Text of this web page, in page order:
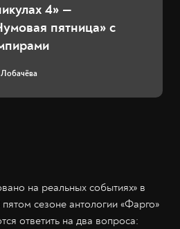
4» —
пятница» с
на реальных событиях» в
сезоне антологии «Фарго»
ответить на два вопроса: